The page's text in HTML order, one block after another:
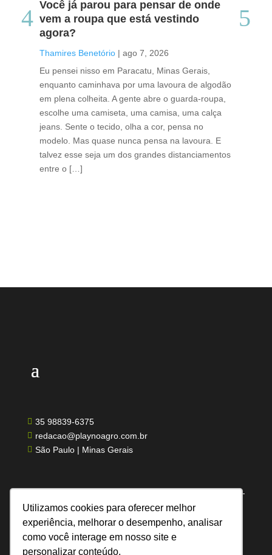
Utilizamos cookies para oferecer melhor
experiência, melhorar o desempenho, analisar
como você interage em nosso site e
personalizar conteúdo.
Você já parou para pensar de onde
vem a roupa que está vestindo
agora?
Thamires Benetório | ago 7, 2026
Eu pensei nisso em Paracatu, Minas Gerais,
enquanto caminhava por uma lavoura de algodão
em plena colheita. A gente abre o guarda-roupa,
escolhe uma camiseta, uma camisa, uma calça
jeans. Sente o tecido, olha a cor, pensa no
modelo. Mas quase nunca pensa na lavoura. E
talvez esse seja um dos grandes distanciamentos
entre o […]
 35 98839-6375
 redacao@playnoagro.com.br
 São Paulo | Minas Gerais
Todos os direitos reservados | Feito por UN